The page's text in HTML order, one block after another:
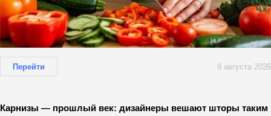
Перейти 9 августа 2026
Карнизы — прошлый век: дизайнеры вешают шторы таким